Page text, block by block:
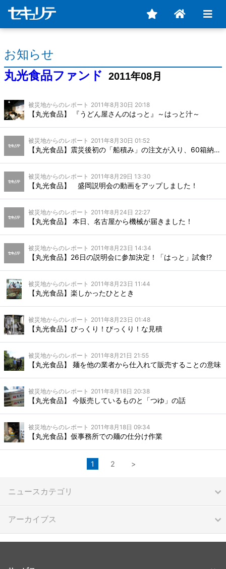
お知らせ
丸光食品ファンド
2011年08月
被災地からのレポート 2011年8月30日 20:18
【丸光食品】 『うどん屋さんのはっと』～はっと汁～
被災地からのレポート 2011年8月30日 01:52
【丸光食品】震災後初の「船積み」の注文が入り、60箱納品しました!!
被災地からのレポート 2011年8月29日 13:30
【丸光食品】 盛岡説明会の動画をアップしました！
被災地からのレポート 2011年8月24日 22:27
【丸光食品】 本日、名古屋から機械が届きました！
被災地からのレポート 2011年8月23日 14:34
【丸光食品】26日の説明会に参加決定！「はっと」試食!?
被災地からのレポート 2011年8月23日 11:44
【丸光食品】楽しかったひととき
被災地からのレポート 2011年8月23日 01:48
【丸光食品】びっくり！びっくり！な見積
被災地からのレポート 2011年8月21日 21:55
【丸光食品】 麺を他の業者から仕入れて販売することの意味
被災地からのレポート 2011年8月18日 20:38
【丸光食品】 今販売しているものと「つゆ」の話
被災地からのレポート 2011年8月18日 09:34
【丸光食品】仮事務所での麺の仕分け作業
1 2 >
ニュースカテゴリ
アーカイブス